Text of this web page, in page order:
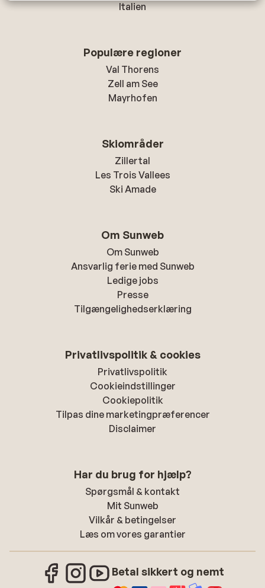
Italien
Populære regioner
Val Thorens
Zell am See
Mayrhofen
Skiområder
Zillertal
Les Trois Vallees
Ski Amade
Om Sunweb
Om Sunweb
Ansvarlig ferie med Sunweb
Ledige jobs
Presse
Tilgængelighedserklæring
Privatlivspolitik & cookies
Privatlivspolitik
Cookieindstillinger
Cookiepolitik
Tilpas dine marketingpræferencer
Disclaimer
Har du brug for hjælp?
Spørgsmål & kontakt
Mit Sunweb
Vilkår & betingelser
Læs om vores garantier
Betal sikkert og nemt